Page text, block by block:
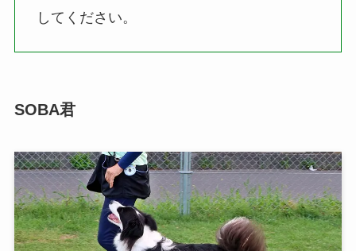
してください。
SOBA君